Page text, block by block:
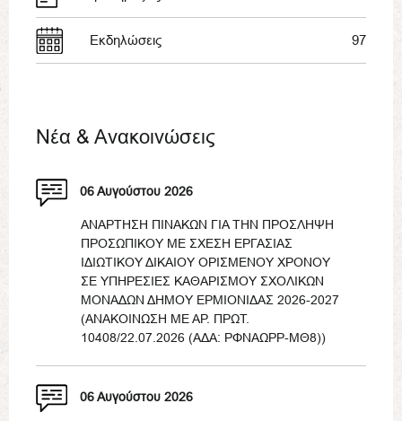
Εκδηλώσεις 97
Νέα & Ανακοινώσεις
06 Αυγούστου 2026
ΑΝΑΡΤΗΣΗ ΠΙΝΑΚΩΝ ΓΙΑ ΤΗΝ ΠΡΟΣΛΗΨΗ
ΠΡΟΣΩΠΙΚΟΥ ΜΕ ΣΧΕΣΗ ΕΡΓΑΣΙΑΣ
ΙΔΙΩΤΙΚΟΥ ΔΙΚΑΙΟΥ ΟΡΙΣΜΕΝΟΥ ΧΡΟΝΟΥ
ΣΕ ΥΠΗΡΕΣΙΕΣ ΚΑΘΑΡΙΣΜΟΥ ΣΧΟΛΙΚΩΝ
ΜΟΝΑΔΩΝ ΔΗΜΟΥ ΕΡΜΙΟΝΙΔΑΣ 2026-2027
(ΑΝΑΚΟΙΝΩΣΗ ΜΕ ΑΡ. ΠΡΩΤ.
10408/22.07.2026 (ΑΔΑ: ΡΦΝΑΩΡΡ-ΜΘ8))
06 Αυγούστου 2026